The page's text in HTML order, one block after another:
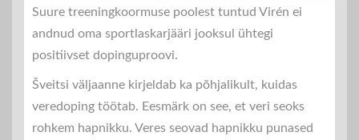
Suure treeningkoormuse poolest tuntud Virén ei
andnud oma sportlaskarjääri jooksul ühtegi
positiivset dopinguproovi.
Šveitsi väljaanne kirjeldab ka põhjalikult, kuidas
veredoping töötab. Eesmärk on see, et veri seoks
rohkem hapnikku. Veres seovad hapnikku punased